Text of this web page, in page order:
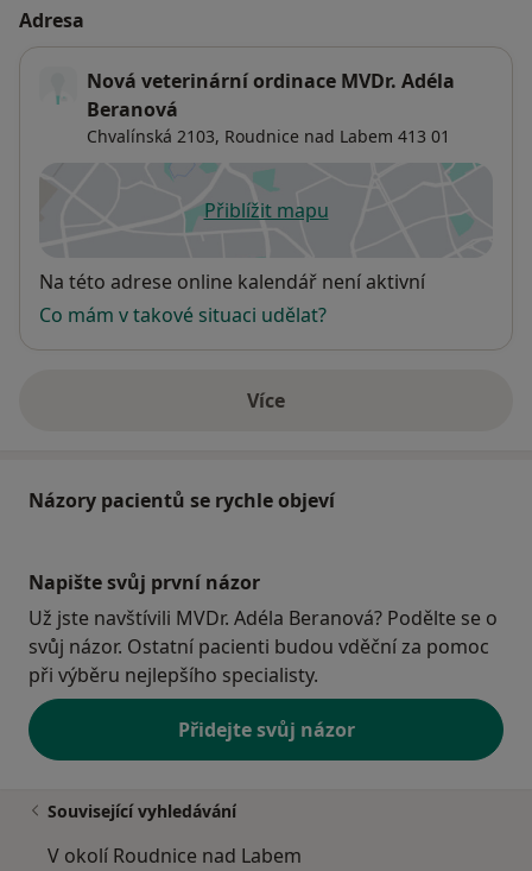
Adresa
Nová veterinární ordinace MVDr. Adéla
Beranová
Chvalínská 2103, Roudnice nad Labem 413 01
Přiblížit mapuse otevře v nové záložce
Dostupnost
Na této adrese online kalendář není aktivní
Co mám v takové situaci udělat?
Víceo adrese
Názory pacientů se rychle objeví
Napište svůj první názor
Už jste navštívili MVDr. Adéla Beranová? Podělte se o
svůj názor. Ostatní pacienti budou vděční za pomoc
při výběru nejlepšího specialisty.
Přidejte svůj názor
Související vyhledávání
V okolí Roudnice nad Labem